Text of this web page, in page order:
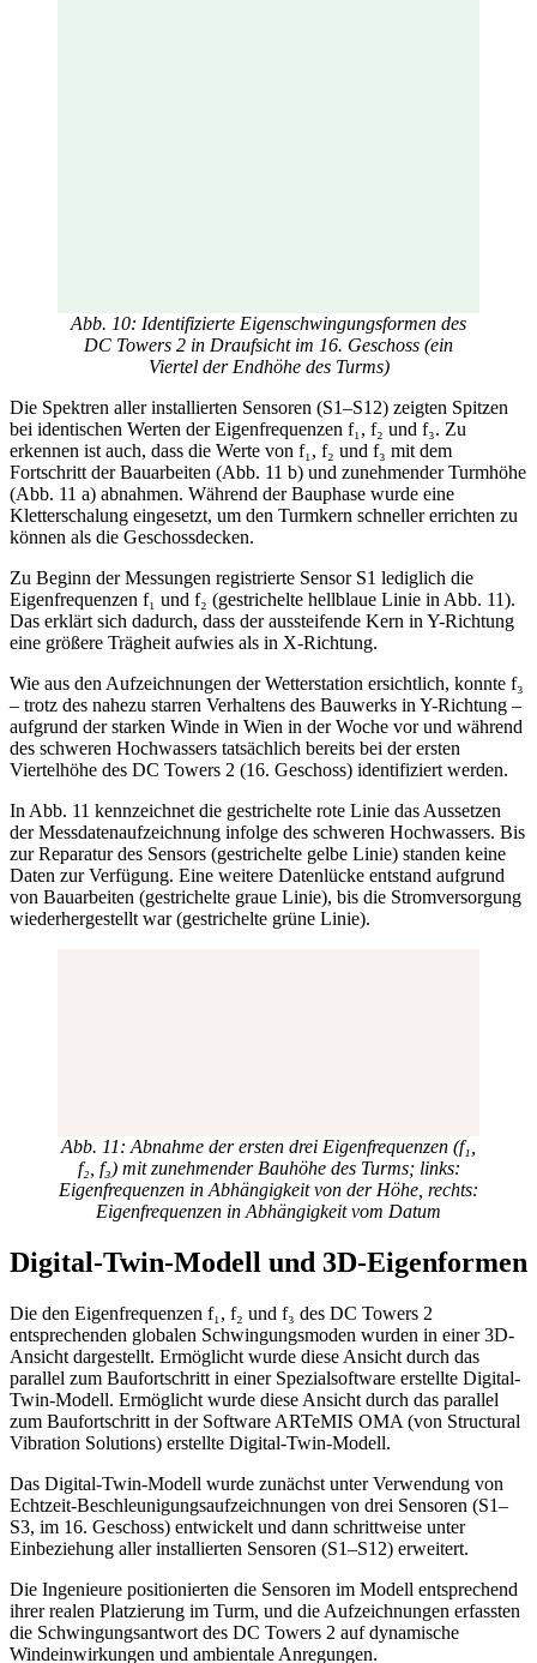
Abb. 10: Identifizierte Eigenschwingungsformen des
DC Towers 2 in Draufsicht im 16. Geschoss (ein
Viertel der Endhöhe des Turms)
Die Spektren aller installierten Sensoren (S1–S12) zeigten Spitzen
bei identischen Werten der Eigenfrequenzen f₁, f₂ und f₃. Zu
erkennen ist auch, dass die Werte von f₁, f₂ und f₃ mit dem
Fortschritt der Bauarbeiten (Abb. 11 b) und zunehmender Turmhöhe
(Abb. 11 a) abnahmen. Während der Bauphase wurde eine
Kletterschalung eingesetzt, um den Turmkern schneller errichten zu
können als die Geschossdecken.
Zu Beginn der Messungen registrierte Sensor S1 lediglich die
Eigenfrequenzen f₁ und f₂ (gestrichelte hellblaue Linie in Abb. 11).
Das erklärt sich dadurch, dass der aussteifende Kern in Y-Richtung
eine größere Trägheit aufwies als in X-Richtung.
Wie aus den Aufzeichnungen der Wetterstation ersichtlich, konnte f₃
– trotz des nahezu starren Verhaltens des Bauwerks in Y-Richtung –
aufgrund der starken Winde in Wien in der Woche vor und während
des schweren Hochwassers tatsächlich bereits bei der ersten
Viertelhöhe des DC Towers 2 (16. Geschoss) identifiziert werden.
In Abb. 11 kennzeichnet die gestrichelte rote Linie das Aussetzen
der Messdatenaufzeichnung infolge des schweren Hochwassers. Bis
zur Reparatur des Sensors (gestrichelte gelbe Linie) standen keine
Daten zur Verfügung. Eine weitere Datenlücke entstand aufgrund
von Bauarbeiten (gestrichelte graue Linie), bis die Stromversorgung
wiederhergestellt war (gestrichelte grüne Linie).
Abb. 11: Abnahme der ersten drei Eigenfrequenzen (f₁,
f₂, f₃) mit zunehmender Bauhöhe des Turms; links:
Eigenfrequenzen in Abhängigkeit von der Höhe, rechts:
Eigenfrequenzen in Abhängigkeit vom Datum
Digital-Twin-Modell und 3D-Eigenformen
Die den Eigenfrequenzen f₁, f₂ und f₃ des DC Towers 2
entsprechenden globalen Schwingungsmoden wurden in einer 3D-
Ansicht dargestellt. Ermöglicht wurde diese Ansicht durch das
parallel zum Baufortschritt in einer Spezialsoftware erstellte Digital-
Twin-Modell. Ermöglicht wurde diese Ansicht durch das parallel
zum Baufortschritt in der Software ARTeMIS OMA (von Structural
Vibration Solutions) erstellte Digital-Twin-Modell.
Das Digital-Twin-Modell wurde zunächst unter Verwendung von
Echtzeit-Beschleunigungsaufzeichnungen von drei Sensoren (S1–
S3, im 16. Geschoss) entwickelt und dann schrittweise unter
Einbeziehung aller installierten Sensoren (S1–S12) erweitert.
Die Ingenieure positionierten die Sensoren im Modell entsprechend
ihrer realen Platzierung im Turm, und die Aufzeichnungen erfassten
die Schwingungsantwort des DC Towers 2 auf dynamische
Windeinwirkungen und ambientale Anregungen.